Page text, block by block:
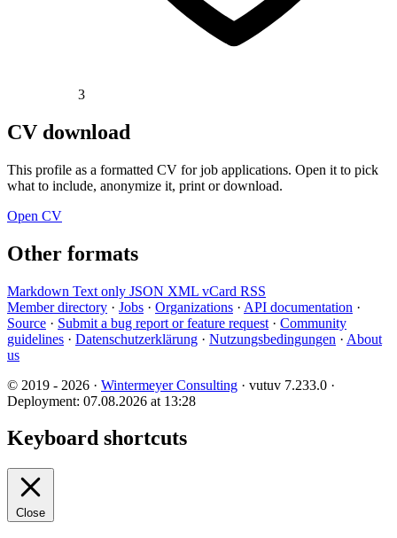
3
CV download
This profile as a formatted CV for job applications. Open it to pick
what to include, anonymize it, print or download.
Open CV
Other formats
Markdown Text only JSON XML vCard RSS
Member directory · Jobs · Organizations · API documentation ·
Source · Submit a bug report or feature request · Community
guidelines · Datenschutzerklärung · Nutzungsbedingungen · About
us
© 2019 - 2026 · Wintermeyer Consulting · vutuv 7.233.0 ·
Deployment: 07.08.2026 at 13:28
Keyboard shortcuts
Close